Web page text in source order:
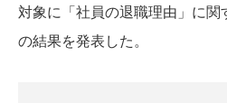
対象に「社員の退職理由」に
の結果を発表した。